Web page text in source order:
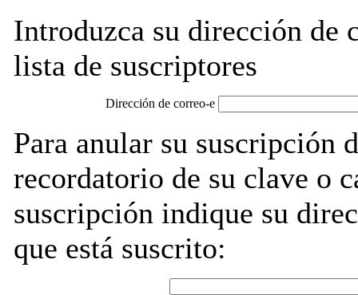
Introduzca su dirección de
lista de suscriptores
Dirección de correo-e
Para anular su suscripción
recordatorio de su clave o
suscripción indique su
que está suscrito: